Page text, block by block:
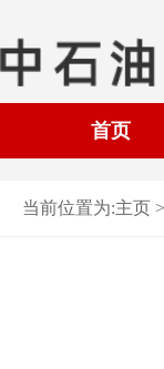
首页
当前位置为:主页 >